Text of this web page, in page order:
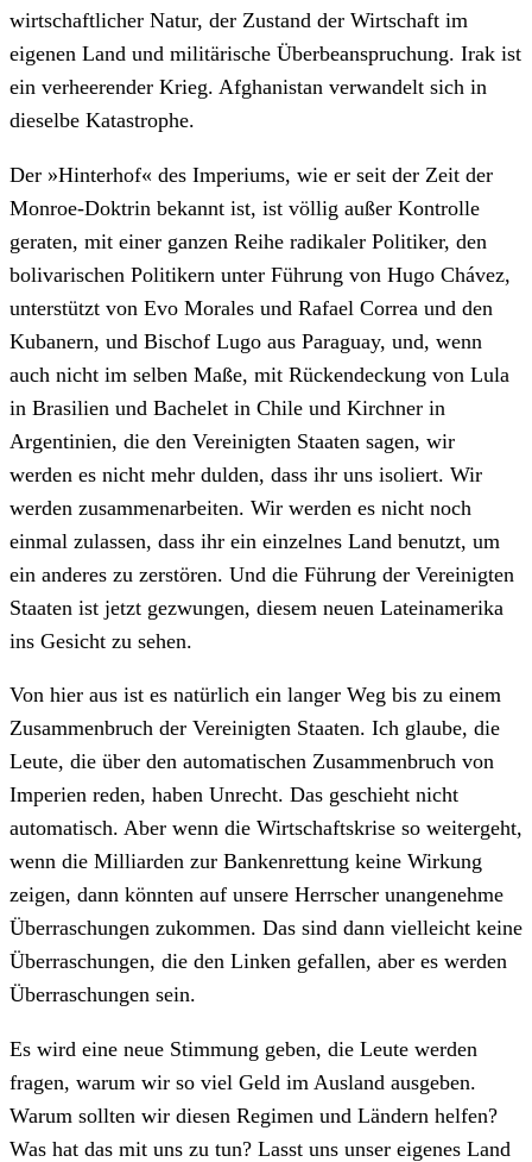
wirtschaftlicher Natur, der Zustand der Wirtschaft im
eigenen Land und militärische Überbeanspruchung. Irak ist
ein verheerender Krieg. Afghanistan verwandelt sich in
dieselbe Katastrophe.
Der »Hinterhof« des Imperiums, wie er seit der Zeit der
Monroe-Doktrin bekannt ist, ist völlig außer Kontrolle
geraten, mit einer ganzen Reihe radikaler Politiker, den
bolivarischen Politikern unter Führung von Hugo Chávez,
unterstützt von Evo Morales und Rafael Correa und den
Kubanern, und Bischof Lugo aus Paraguay, und, wenn
auch nicht im selben Maße, mit Rückendeckung von Lula
in Brasilien und Bachelet in Chile und Kirchner in
Argentinien, die den Vereinigten Staaten sagen, wir
werden es nicht mehr dulden, dass ihr uns isoliert. Wir
werden zusammenarbeiten. Wir werden es nicht noch
einmal zulassen, dass ihr ein einzelnes Land benutzt, um
ein anderes zu zerstören. Und die Führung der Vereinigten
Staaten ist jetzt gezwungen, diesem neuen Lateinamerika
ins Gesicht zu sehen.
Von hier aus ist es natürlich ein langer Weg bis zu einem
Zusammenbruch der Vereinigten Staaten. Ich glaube, die
Leute, die über den automatischen Zusammenbruch von
Imperien reden, haben Unrecht. Das geschieht nicht
automatisch. Aber wenn die Wirtschaftskrise so weitergeht,
wenn die Milliarden zur Bankenrettung keine Wirkung
zeigen, dann könnten auf unsere Herrscher unangenehme
Überraschungen zukommen. Das sind dann vielleicht keine
Überraschungen, die den Linken gefallen, aber es werden
Überraschungen sein.
Es wird eine neue Stimmung geben, die Leute werden
fragen, warum wir so viel Geld im Ausland ausgeben.
Warum sollten wir diesen Regimen und Ländern helfen?
Was hat das mit uns zu tun? Lasst uns unser eigenes Land